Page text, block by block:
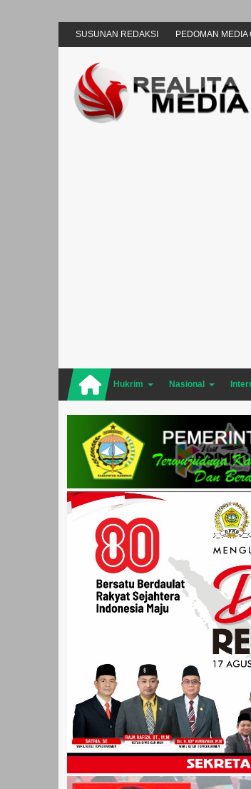
SUSUNAN REDAKSI PEDOMAN MEDIA
Hukrim Nasional